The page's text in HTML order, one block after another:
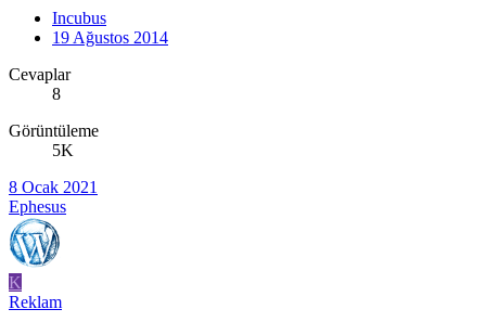
Incubus
19 Ağustos 2014
Cevaplar
8
Görüntüleme
5K
8 Ocak 2021
Ephesus
K
Reklam